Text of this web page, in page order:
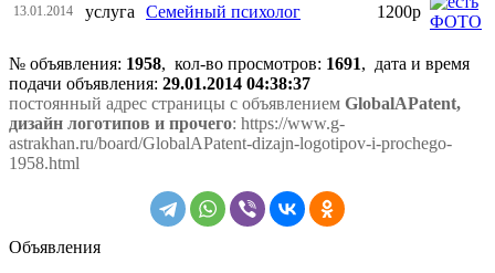
13.01.2014 услуга Семейный психолог 1200р
№ объявления: 1958, кол-во просмотров: 1691, дата и время
подачи объявления: 29.01.2014 04:38:37
постоянный адрес страницы с объявлением GlobalAPatent,
дизайн логотипов и прочего: https://www.g-
astrakhan.ru/board/GlobalAPatent-dizajn-logotipov-i-prochego-
1958.html
Объявления